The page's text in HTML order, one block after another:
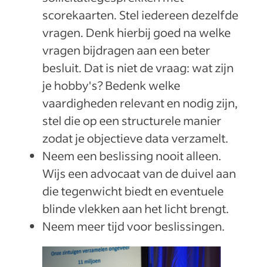
scorekaarten. Stel iedereen dezelfde
vragen. Denk hierbij goed na welke
vragen bijdragen aan een beter
besluit. Dat is niet de vraag: wat zijn
je hobby's? Bedenk welke
vaardigheden relevant en nodig zijn,
stel die op een structurele manier
zodat je objectieve data verzamelt.
Neem een beslissing nooit alleen.
Wijs een advocaat van de duivel aan
die tegenwicht biedt en eventuele
blinde vlekken aan het licht brengt.
Neem meer tijd voor beslissingen.